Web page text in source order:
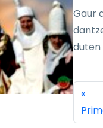
Gaur
duten
«